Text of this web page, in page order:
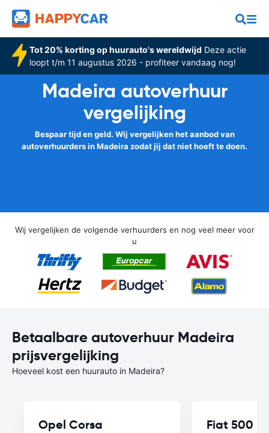
Tot 20% korting op huurauto's wereldwijd Deze actie
loopt t/m 11 augustus 2026 - profiteer vandaag nog!
Madeira autoverhuur
vergelijking
Bespaar tijd en geld. Wij vergelijken het aanbod van
autoverhuurders in Madeira zodat jij dat niet hoeft te doen.
Wij vergelijken de volgende verhuurders en nog veel meer voor
u
Betaalbare autoverhuur Madeira
prijsvergelijking
Hoeveel kost een huurauto in Madeira?
Opel Corsa Fiat 500